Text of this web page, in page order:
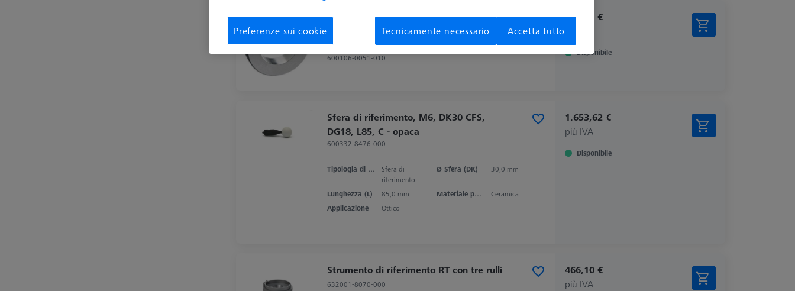
Anello di regolazione DIN 2250-C Ø50
600106-0051-010
638,13 €
Disponibile
Sfera di riferimento, M6, DK30 CFS,
DG18, L85, C - opaca
600332-8476-000
Tipologia di prodotto
Sfera di
riferimento
Ø Sfera (DK) 30,0 mm
Lunghezza (L) 85,0 mm Materiale punta dello stilo
Ceramica
Applicazione
Ottico
1.653,62 €
più IVA
Disponibile
Strumento di riferimento RT con tre rulli
632001-8070-000
466,10 €
più IVA
Preferenze sui cookie Tecnicamente necessario Accetta tutto